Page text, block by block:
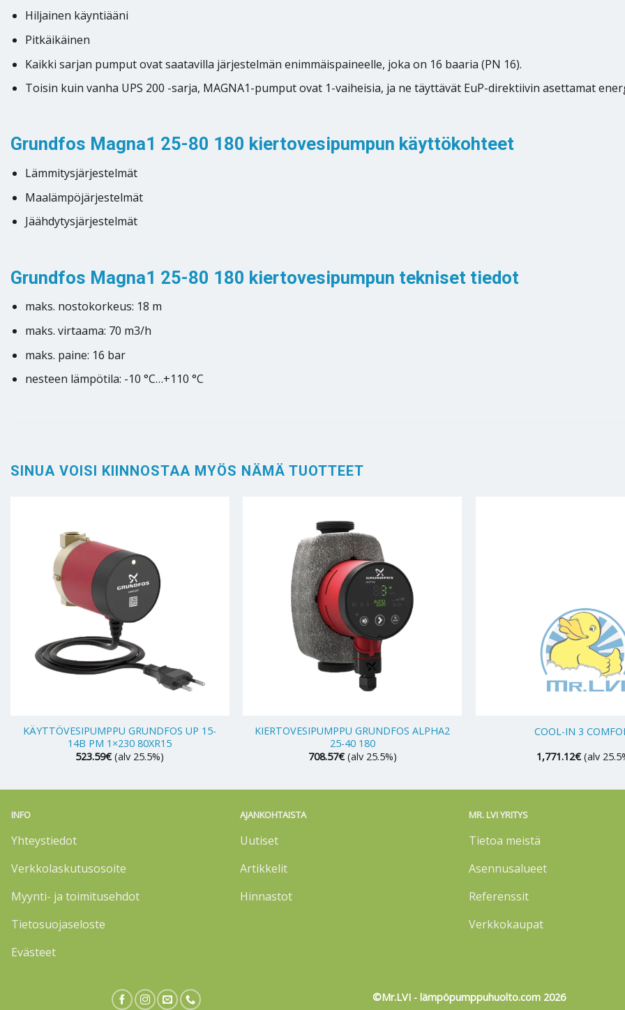
Hiljainen käyntiääni
Pitkäikäinen
Kaikki sarjan pumput ovat saatavilla järjestelmän enimmäispaineelle, joka on 16 baaria (PN 16).
Toisin kuin vanha UPS 200 -sarja, MAGNA1-pumput ovat 1-vaiheisia, ja ne täyttävät EuP-direktiivin asettamat
Grundfos Magna1 25-80 180 kiertovesipumpun käyttökohteet
Lämmitysjärjestelmät
Maalämpöjärjestelmät
Jäähdytysjärjestelmät
Grundfos Magna1 25-80 180 kiertovesipumpun tekniset tiedot
maks. nostokorkeus: 18 m
maks. virtaama: 70 m3/h
maks. paine: 16 bar
nesteen lämpötila: -10 °C…+110 °C
SINUA VOISI KIINNOSTAA MYÖS NÄMÄ TUOTTEET
KÄYTTÖVESIPUMPPU GRUNDFOS UP 15-
14B PM 1×230 80XR15
523.59€ (alv 25.5%)
KIERTOVESIPUMPPU GRUNDFOS ALPHA2
25-40 180
708.57€ (alv 25.5%)
COOL-IN 3
1,771.12€ (alv
INFO
Yhteystiedot
Verkkolaskutusosoite
Myynti- ja toimitusehdot
Tietosuojaseloste
Evästeet
AJANKOHTAISTA
Uutiset
Artikkelit
Hinnastot
MR. LVI YRITYS
Tietoa meistä
Asennusalueet
Referenssit
Verkkokaupat
©Mr.LVI - lämpöpumppuhuolto.com 2026